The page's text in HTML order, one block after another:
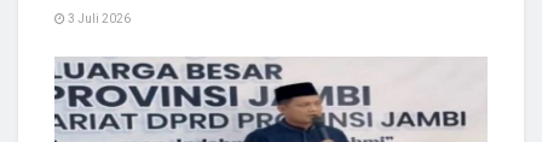
3 Juli 2026